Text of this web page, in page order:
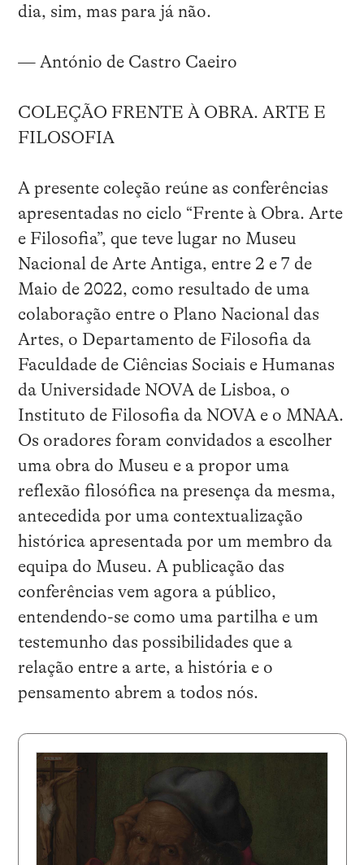
dia, sim, mas para já não.
— António de Castro Caeiro
COLEÇÃO FRENTE À OBRA. ARTE E
FILOSOFIA
A presente coleção reúne as conferências
apresentadas no ciclo “Frente à Obra. Arte
e Filosofia”, que teve lugar no Museu
Nacional de Arte Antiga, entre 2 e 7 de
Maio de 2022, como resultado de uma
colaboração entre o Plano Nacional das
Artes, o Departamento de Filosofia da
Faculdade de Ciências Sociais e Humanas
da Universidade NOVA de Lisboa, o
Instituto de Filosofia da NOVA e o MNAA.
Os oradores foram convidados a escolher
uma obra do Museu e a propor uma
reflexão filosófica na presença da mesma,
antecedida por uma contextualização
histórica apresentada por um membro da
equipa do Museu. A publicação das
conferências vem agora a público,
entendendo-se como uma partilha e um
testemunho das possibilidades que a
relação entre a arte, a história e o
pensamento abrem a todos nós.